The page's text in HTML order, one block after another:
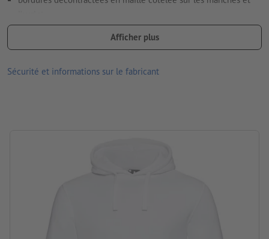
coutures aux épaules décalées vers l’avant
Afficher plus
Sécurité et informations sur le fabricant